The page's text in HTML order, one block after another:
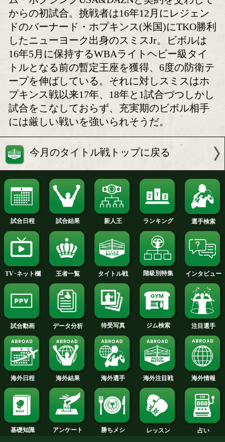
ビボルvsスミスJr、フッカ
ーvsレスピエレ
今週の海外注目試合
ボクモバの注目
注目:ビボルにとっては昨年1月にマッ
ム・ボクシングUSA&DAZNと契約を交
からの初試合。挑戦者は16年12月にレ
ドのバーナード・ホプキンス(米国)に
したニューヨーク出身のスミスJr。ビ
16年5月に保持するWBAライトヘビー
トルとなる前の暫定王座を獲得、6度
ープを伸ばしている。それに対しスミ
プキンス戦以来17年、18年と1試合づ
試合をこなしておらず、充実期のビボ
には厳しい戦いを強いられそうだ。
今月のタイトル戦トップに戻る
試合日程 試合結果 新人王 ランキング